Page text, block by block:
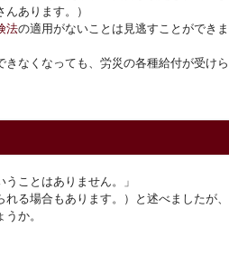
あります。）
法の適用がないことは見逃すことができま
なくなっても、労災の各種給付が受けら
ことはありません。」
る場合もあります。）と述べましたが、
か。